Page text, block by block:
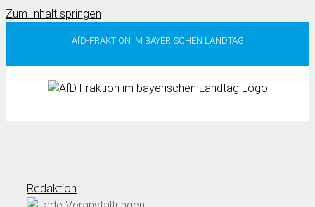
Zum Inhalt springen
AfD-FRAKTION IM BAYERISCHEN LANDTAG
Redaktion